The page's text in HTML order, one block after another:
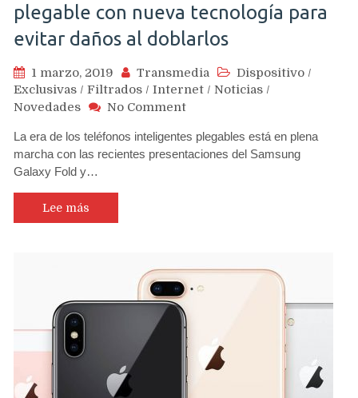
plegable con nueva tecnología para
evitar daños al doblarlos
1 marzo, 2019 Transmedia Dispositivo /
Exclusivas / Filtrados / Internet / Noticias /
Novedades
No Commenton
apostaría
por
para
evitar
al
doblarlos
La era de los teléfonos inteligentes plegables está en plena
marcha con las recientes presentaciones del Samsung
Galaxy Fold y…
Lee más